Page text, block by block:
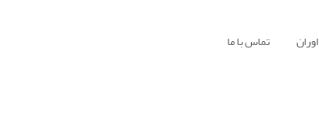
تماس با ما